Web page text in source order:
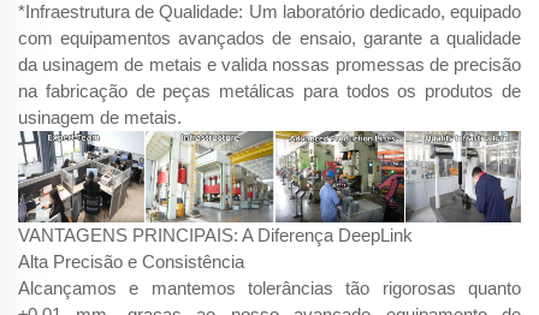
*Infraestrutura de Qualidade: Um laboratório dedicado, equipado
com equipamentos avançados de ensaio, garante a qualidade
da usinagem de metais e valida nossas promessas de precisão
na fabricação de peças metálicas para todos os produtos de
usinagem de metais.
VANTAGENS PRINCIPAIS: A Diferença DeepLink
Alta Precisão e Consistência
Alcançamos e mantemos tolerâncias tão rigorosas quanto